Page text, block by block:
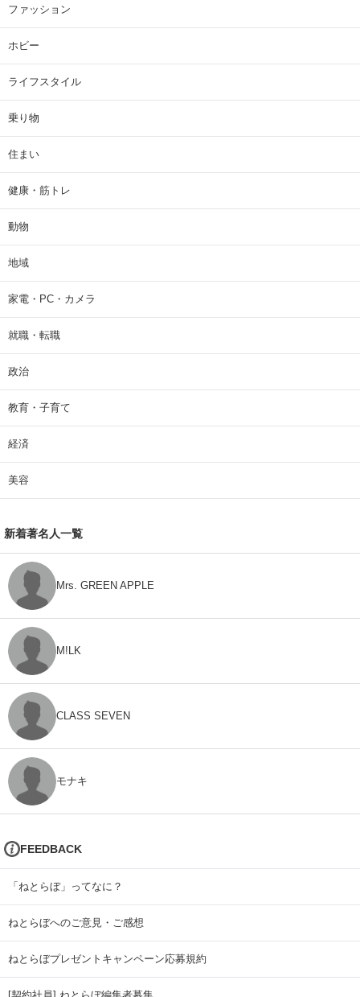
ファッション
ホビー
ライフスタイル
乗り物
住まい
健康・筋トレ
動物
地域
家電・PC・カメラ
就職・転職
政治
教育・子育て
経済
美容
新着著名人一覧
Mrs. GREEN APPLE
M!LK
CLASS SEVEN
モナキ
FEEDBACK
「ねとらぼ」ってなに？
ねとらぼへのご意見・ご感想
ねとらぼプレゼントキャンペーン応募規約